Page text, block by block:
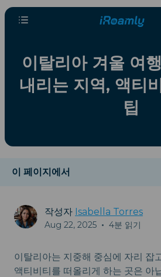
이탈리아 겨울 여
내리는 지역, 액티
팁
이 페이지에서
작성자 Isabella Torres
Aug 22, 2025 • 4분 읽기
이탈리아는 지중해 중심에 자리 잡
액티비티를 떠올리게 하는 곳은 아